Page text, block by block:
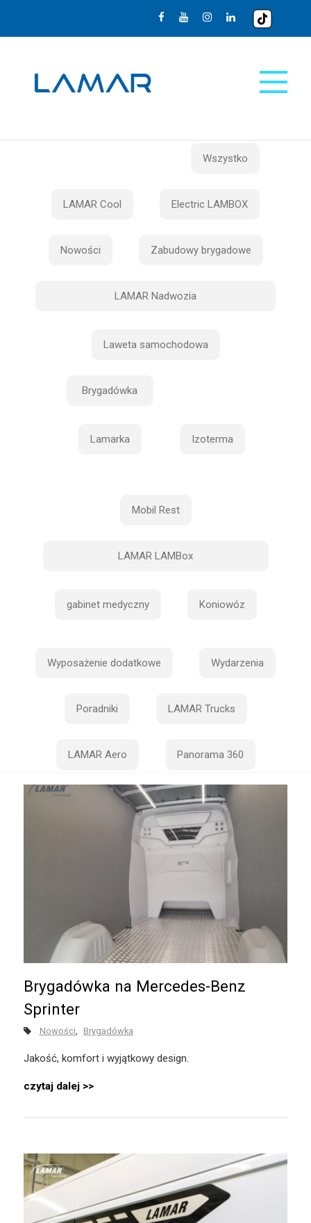
Wszystko
LAMAR Cool Electric LAMBOX
Nowości Zabudowy brygadowe
LAMAR Nadwozia
Laweta samochodowa
Brygadówka
Lamarka Izoterma
Mobil Rest
LAMAR LAMBox
gabinet medyczny Koniowóz
Wyposażenie dodatkowe Wydarzenia
Poradniki LAMAR Trucks
LAMAR Aero Panorama 360
Brygadówka na Mercedes-Benz
Sprinter
Nowości Brygadówka
Jakość, komfort i wyjątkowy design.
czytaj dalej